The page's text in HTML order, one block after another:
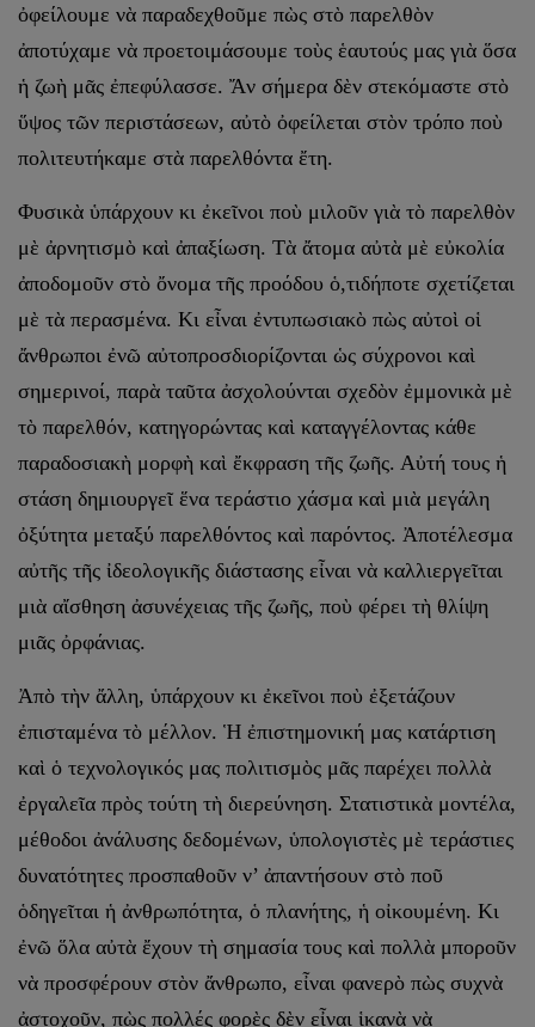
ὀφείλουμε νὰ παραδεχθοῦμε πὼς στὸ παρελθὸν
ἀποτύχαμε νὰ προετοιμάσουμε τοὺς ἑαυτούς μας γιὰ ὅσα
ἡ ζωὴ μᾶς ἐπεφύλασσε. Ἄν σήμερα δὲν στεκόμαστε στὸ
ὕψος τῶν περιστάσεων, αὐτὸ ὀφείλεται στὸν τρόπο ποὺ
πολιτευτήκαμε στὰ παρελθόντα ἔτη.
Φυσικὰ ὑπάρχουν κι ἐκεῖνοι ποὺ μιλοῦν γιὰ τὸ παρελθὸν
μὲ ἀρνητισμὸ καὶ ἀπαξίωση. Τὰ ἄτομα αὐτὰ μὲ εὐκολία
ἀποδομοῦν στὸ ὄνομα τῆς προόδου ὁ,τιδήποτε σχετίζεται
μὲ τὰ περασμένα. Κι εἶναι ἐντυπωσιακὸ πὼς αὐτοὶ οἱ
ἄνθρωποι ἐνῶ αὐτοπροσδιορίζονται ὡς σύχρονοι καὶ
σημερινοί, παρὰ ταῦτα ἀσχολούνται σχεδὸν ἐμμονικὰ μὲ
τὸ παρελθόν, κατηγορώντας καὶ καταγγέλοντας κάθε
παραδοσιακὴ μορφὴ καὶ ἔκφραση τῆς ζωῆς. Αὐτή τους ἡ
στάση δημιουργεῖ ἕνα τεράστιο χάσμα καὶ μιὰ μεγάλη
ὀξύτητα μεταξύ παρελθόντος καὶ παρόντος. Ἀποτέλεσμα
αὐτῆς τῆς ἰδεολογικῆς διάστασης εἶναι νὰ καλλιεργεῖται
μιὰ αἴσθηση ἀσυνέχειας τῆς ζωῆς, ποὺ φέρει τὴ θλίψη
μιᾶς ὀρφάνιας.
Ἀπὸ τὴν ἄλλη, ὑπάρχουν κι ἐκεῖνοι ποὺ ἐξετάζουν
ἐπισταμένα τὸ μέλλον. Ἡ ἐπιστημονική μας κατάρτιση
καὶ ὁ τεχνολογικός μας πολιτισμὸς μᾶς παρέχει πολλὰ
ἐργαλεῖα πρὸς τούτη τὴ διερεύνηση. Στατιστικὰ μοντέλα,
μέθοδοι ἀνάλυσης δεδομένων, ὑπολογιστὲς μὲ τεράστιες
δυνατότητες προσπαθοῦν ν’ ἀπαντήσουν στὸ ποῦ
ὁδηγεῖται ἡ ἀνθρωπότητα, ὁ πλανήτης, ἡ οἰκουμένη. Κι
ἐνῶ ὅλα αὐτὰ ἔχουν τὴ σημασία τους καὶ πολλὰ μποροῦν
νὰ προσφέρουν στὸν ἄνθρωπο, εἶναι φανερὸ πὼς συχνὰ
ἀστοχοῦν, πὼς πολλές φορὲς δὲν εἶναι ἱκανὰ νὰ